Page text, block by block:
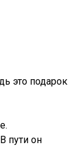
это подарок
пути он